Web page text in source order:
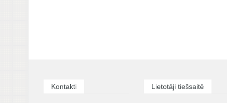
Kontakti Lietotāji tiešsaitē